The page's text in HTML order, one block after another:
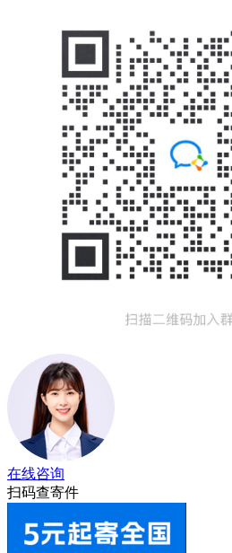
在线咨询
扫码查寄件